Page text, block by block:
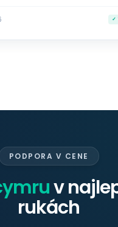
✓
PODPORA V CENE
v
rukách